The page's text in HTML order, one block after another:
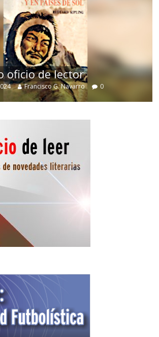
oficio de lector
Francisco G. Navarro 0